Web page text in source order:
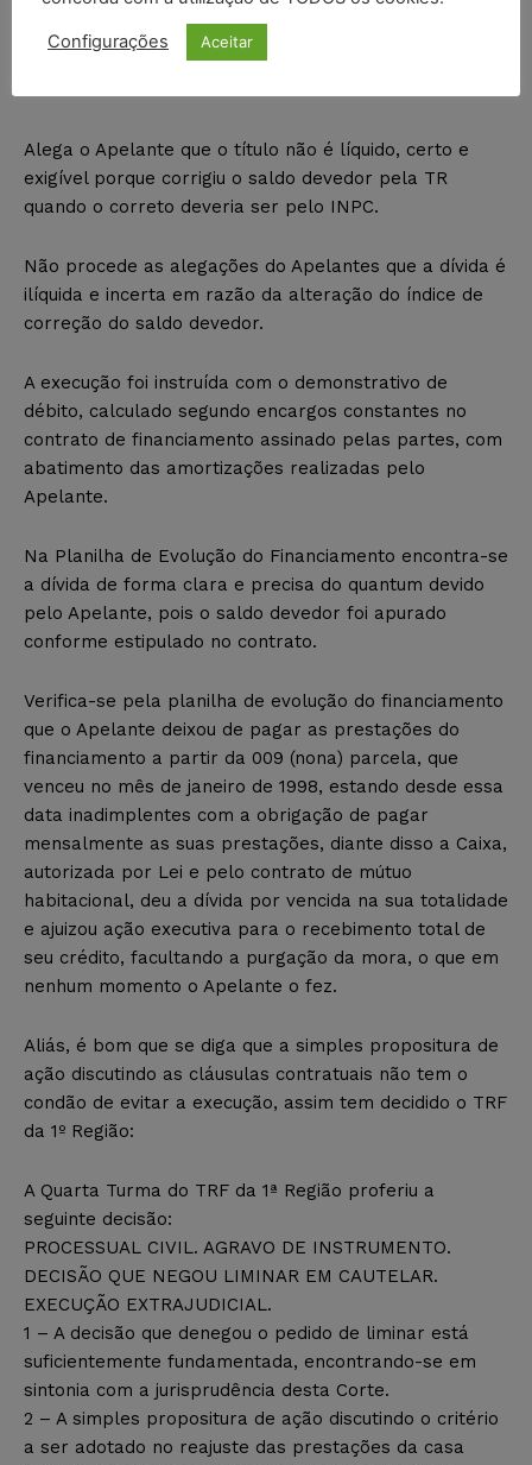
C) LIQUIDEZ, CERTEZA E EXIGÍVEL DO TÍTULO
Alega o Apelante que o título não é líquido, certo e
exigível porque corrigiu o saldo devedor pela TR
quando o correto deveria ser pelo INPC.
Não procede as alegações do Apelantes que a dívida é
ilíquida e incerta em razão da alteração do índice de
correção do saldo devedor.
A execução foi instruída com o demonstrativo de
débito, calculado segundo encargos constantes no
contrato de financiamento assinado pelas partes, com
abatimento das amortizações realizadas pelo
Apelante.
Na Planilha de Evolução do Financiamento encontra-se
a dívida de forma clara e precisa do quantum devido
pelo Apelante, pois o saldo devedor foi apurado
conforme estipulado no contrato.
Verifica-se pela planilha de evolução do financiamento
que o Apelante deixou de pagar as prestações do
financiamento a partir da 009 (nona) parcela, que
venceu no mês de janeiro de 1998, estando desde essa
data inadimplentes com a obrigação de pagar
mensalmente as suas prestações, diante disso a Caixa,
autorizada por Lei e pelo contrato de mútuo
habitacional, deu a dívida por vencida na sua totalidade
e ajuizou ação executiva para o recebimento total de
seu crédito, facultando a purgação da mora, o que em
nenhum momento o Apelante o fez.
Aliás, é bom que se diga que a simples propositura de
ação discutindo as cláusulas contratuais não tem o
condão de evitar a execução, assim tem decidido o TRF
da 1º Região:
A Quarta Turma do TRF da 1ª Região proferiu a
seguinte decisão:
PROCESSUAL CIVIL. AGRAVO DE INSTRUMENTO.
DECISÃO QUE NEGOU LIMINAR EM CAUTELAR.
EXECUÇÃO EXTRAJUDICIAL.
1 – A decisão que denegou o pedido de liminar está
suficientemente fundamentada, encontrando-se em
sintonia com a jurisprudência desta Corte.
2 – A simples propositura de ação discutindo o critério
a ser adotado no reajuste das prestações da casa
Configurações Aceitar